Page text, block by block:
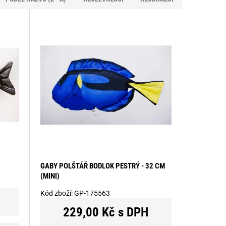
GABY POLŠTÁŘ BODLOK PESTRÝ - 32 CM
(MINI)
Kód zboží:GP-175563
229,00 Kč s DPH